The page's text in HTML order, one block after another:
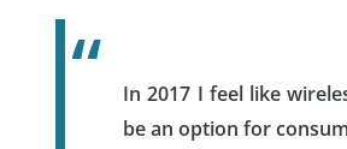
In 2017 I feel like
be an option for